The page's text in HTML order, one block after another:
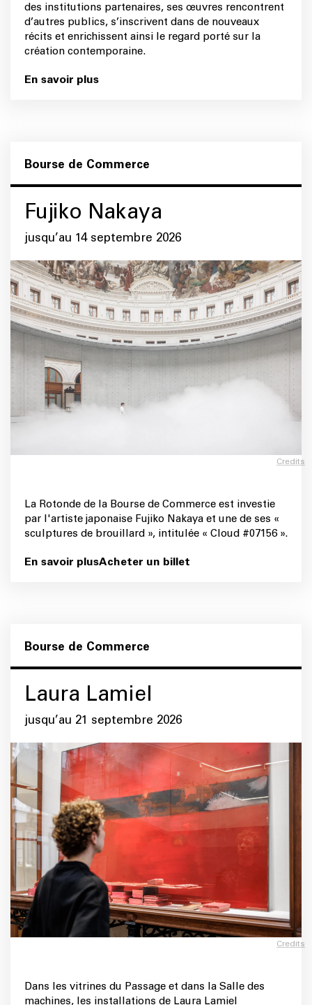
des institutions partenaires, ses œuvres rencontrent
d’autres publics, s’inscrivent dans de nouveaux
récits et enrichissent ainsi le regard porté sur la
création contemporaine.
En savoir plus
Bourse de Commerce
Fujiko Nakaya
jusqu’au 14 septembre 2026
Credits
La Rotonde de la Bourse de Commerce est investie
par l'artiste japonaise Fujiko Nakaya et une de ses «
sculptures de brouillard », intitulée « Cloud #07156 ».
En savoir plusAcheter un billet
Bourse de Commerce
Laura Lamiel
jusqu’au 21 septembre 2026
Credits
Dans les vitrines du Passage et dans la Salle des
machines, les installations de Laura Lamiel